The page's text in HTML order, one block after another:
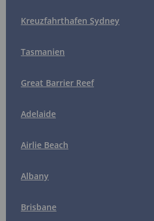
Kreuzfahrthafen Sydney
Tasmanien
Great Barrier Reef
Adelaide
Airlie Beach
Albany
Brisbane